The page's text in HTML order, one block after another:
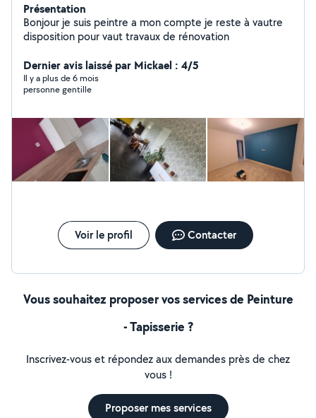
Présentation
Bonjour je suis peintre a mon compte je reste à vautre
disposition pour vaut travaux de rénovation
Dernier avis laissé par Mickael : 4/5
Il y a plus de 6 mois
personne gentille
Voir le profil Contacter
Vous souhaitez proposer vos services de Peinture
- Tapisserie ?
Inscrivez-vous et répondez aux demandes près de chez
vous !
Proposer mes services